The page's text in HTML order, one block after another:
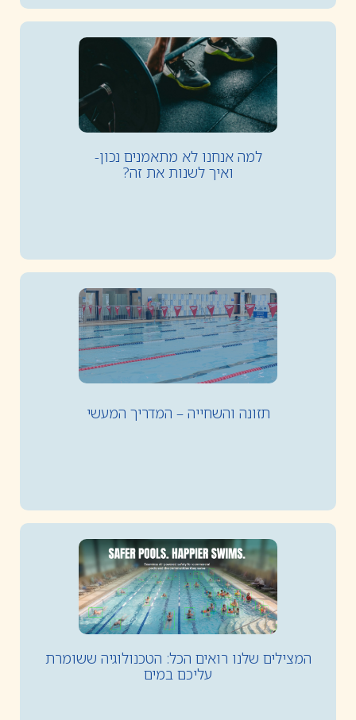
למה אנחנו לא מתאמנים נכון-
ואיך לשנות את זה?
תזונה והשחייה – המדריך המעשי
המצילים שלנו רואים הכל: הטכנולוגיה ששומרת
עליכם במים